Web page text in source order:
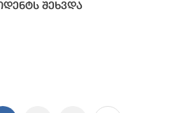
შეხვდა